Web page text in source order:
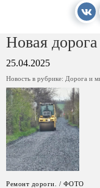
Новая
25.04.2025
Новость в рубрике: Дорога и
Ремонт дороги. / ФОТО